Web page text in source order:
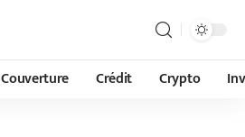
Couverture Crédit Crypto